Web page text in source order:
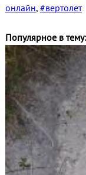
онлайн, #вертолет
Популярное в тему: